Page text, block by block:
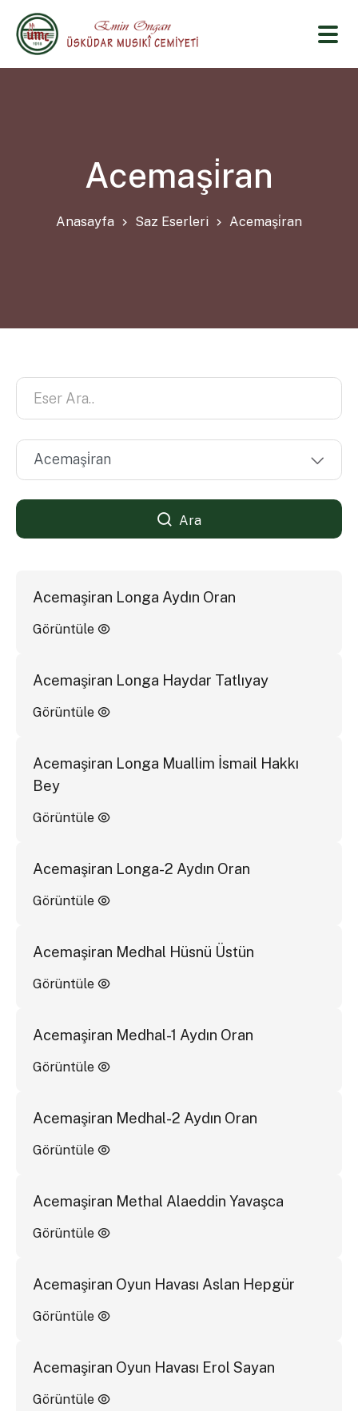
Acemaşi̇ran
Anasayfa Saz Eserleri Acemaşi̇ran
Ara
Acemaşiran Longa Aydın Oran
Görüntüle
Acemaşiran Longa Haydar Tatlıyay
Görüntüle
Acemaşiran Longa Muallim İsmail Hakkı
Bey
Görüntüle
Acemaşiran Longa-2 Aydın Oran
Görüntüle
Acemaşiran Medhal Hüsnü Üstün
Görüntüle
Acemaşiran Medhal-1 Aydın Oran
Görüntüle
Acemaşiran Medhal-2 Aydın Oran
Görüntüle
Acemaşiran Methal Alaeddin Yavaşca
Görüntüle
Acemaşiran Oyun Havası Aslan Hepgür
Görüntüle
Acemaşiran Oyun Havası Erol Sayan
Görüntüle